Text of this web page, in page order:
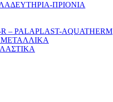
ΠΡΙΟΝΙΑ
– PALAPLAST-AQUATHERM